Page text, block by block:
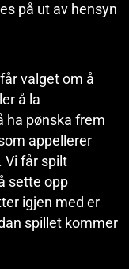
på ut av hensyn
valget om å
å la
ha pønska frem
appellerer
Vi får spilt
sette opp
igjen med er
spillet kommer